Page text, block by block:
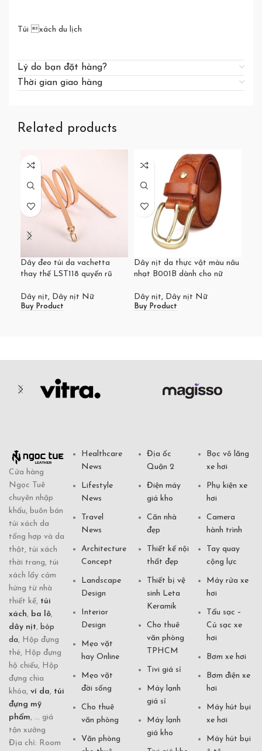
Túi xách du lịch
Lý do bạn đặt hàng?
Thời gian giao hàng
Related products
Dây đeo túi da vachetta
thay thế LST118 quyến rũ
Dây nịt, Dây nịt Nữ
Buy Product
Dây nịt da thực vật màu nâu
nhạt B001B dành cho nữ
Dây nịt, Dây nịt Nữ
Buy Product
Cửa hàng
Ngọc Tuê
chuyên nhập
khẩu, buôn bán
túi xách da
tổng hợp và da
thật, túi xách
thời trang, túi
xách lấy cảm
hứng từ nhà
thiết kế, túi
xách, ba lô,
dây nịt, bóp
da, Hộp đựng
thẻ, Hộp đựng
hộ chiếu, Hộp
đựng chìa
khóa, ví da, túi
đựng mỹ
phẩm, ... giá
tận xưởng
Địa chỉ: Room
Healthcare
News
Lifestyle
News
Travel
News
Architecture
Concept
Landscape
Design
Interior
Design
Mẹo vặt
hay Online
Mẹo vặt
đời sống
Cho thuê
văn phòng
Văn phòng
Địa ốc
Quận 2
Điện máy
giá kho
Căn nhà
đẹp
Thiết kế nội
thất đẹp
Thiết bị vệ
sinh Leta
Keramik
Cho thuê
văn phòng
TPHCM
Tivi giá sỉ
Máy lạnh
giá sỉ
Máy lạnh
giá kho
Bọc vô lăng
xe hơi
Phụ kiện xe
hơi
Camera
hành trình
Tay quay
cộng lực
Máy rửa xe
hơi
Tẩu sạc –
Củ sạc xe
hơi
Bơm xe hơi
Bơm điện xe
hơi
Máy hút bụi
xe hơi
Máy hút bụi